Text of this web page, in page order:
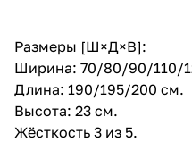
Размеры [Ш×Д×В]:
Ширина: 70/80/90/110/
Длина: 190/195/200 см.
Высота: 23 см.
Жёсткость 3 из 5.